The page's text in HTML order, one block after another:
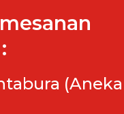
(Aneka